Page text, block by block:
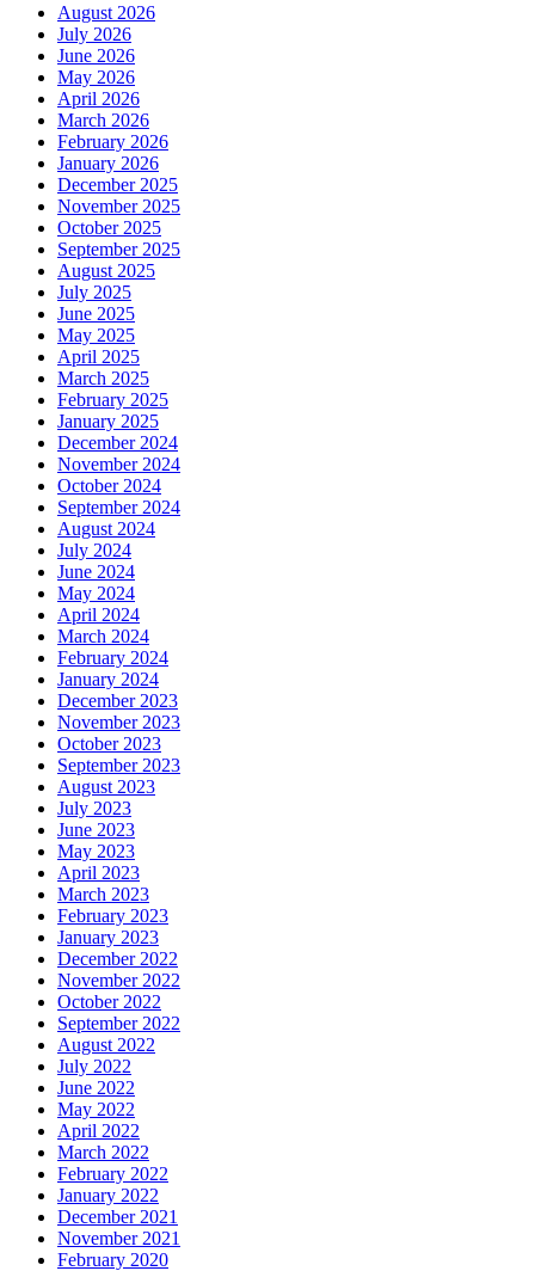
August 2026
July 2026
June 2026
May 2026
April 2026
March 2026
February 2026
January 2026
December 2025
November 2025
October 2025
September 2025
August 2025
July 2025
June 2025
May 2025
April 2025
March 2025
February 2025
January 2025
December 2024
November 2024
October 2024
September 2024
August 2024
July 2024
June 2024
May 2024
April 2024
March 2024
February 2024
January 2024
December 2023
November 2023
October 2023
September 2023
August 2023
July 2023
June 2023
May 2023
April 2023
March 2023
February 2023
January 2023
December 2022
November 2022
October 2022
September 2022
August 2022
July 2022
June 2022
May 2022
April 2022
March 2022
February 2022
January 2022
December 2021
November 2021
February 2020